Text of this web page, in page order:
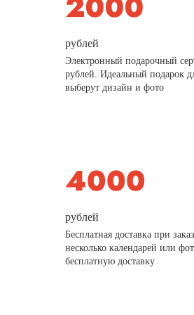
рублей
Электронный подарочный
рублей. Идеальный подарок
выберут дизайн и фото
рублей
Бесплатная доставка при
несколько календарей или
бесплатную доставку